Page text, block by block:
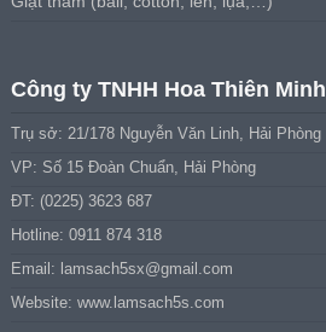
Công ty TNHH Hoa Thiên Minh
Trụ sở: 21/178 Nguyễn Văn Linh, Hải Phòng
VP: Số 15 Đoàn Chuẩn, Hải Phòng
ĐT: (0225) 3623 687
Hotline: 0911 874 318
Email: lamsach5sx@gmail.com
Website: www.lamsach5s.com